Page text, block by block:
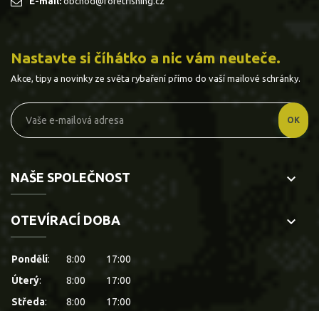
Nastavte si číhátko a nic vám neuteče.
Akce, tipy a novinky ze světa rybaření přímo do vaší mailové schránky.
NAŠE SPOLEČNOST keyboard_arrow_down
OTEVÍRACÍ DOBA keyboard_arrow_down
Pondělí: 8:00
17:00
Úterý: 8:00
17:00
Středa: 8:00 17:00